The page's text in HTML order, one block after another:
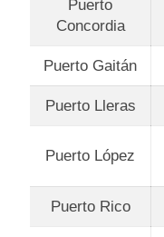
Puerto
Concordia
Puerto Gaitán
Puerto Lleras
Puerto López
Puerto Rico